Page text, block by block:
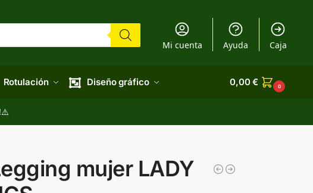
Mi cuenta Ayuda Caja
Rotulación Diseño gráfico 0,00€ 0
mujer LADY